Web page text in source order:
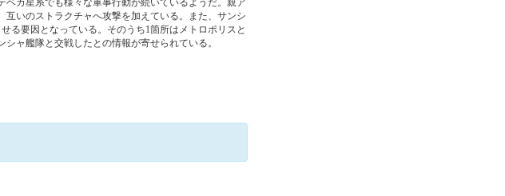
カ星系でも様々な軍事行動が続いているようだ。親ア
いのストラクチャへ攻撃を加えている。また、サンシ
る要因となっている。そのうち1箇所はメトロポリスと
ャ艦隊と交戦したとの情報が寄せられている。